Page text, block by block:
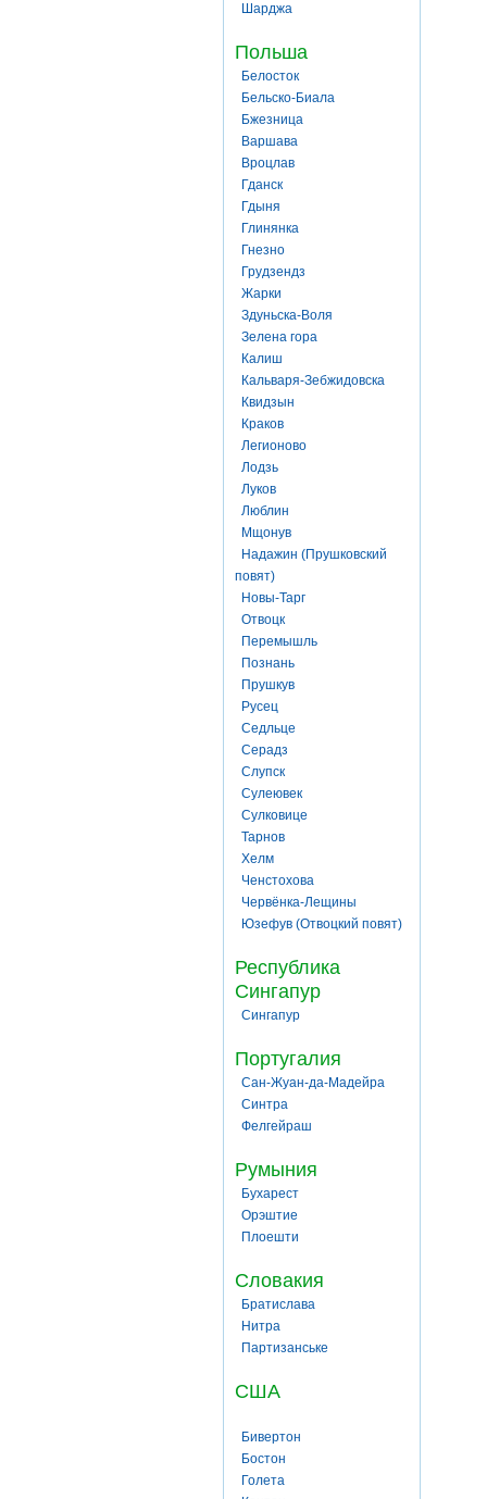
Шарджа
Польша
Белосток
Бельско-Биала
Бжезница
Варшава
Вроцлав
Гданск
Гдыня
Глинянка
Гнезно
Грудзендз
Жарки
Здуньска-Воля
Зелена гора
Калиш
Кальваря-Зебжидовска
Квидзын
Краков
Легионово
Лодзь
Луков
Люблин
Мщонув
Надажин (Прушковский
повят)
Новы-Тарг
Отвоцк
Перемышль
Познань
Прушкув
Русец
Седльце
Серадз
Слупск
Сулеювек
Сулковице
Тарнов
Хелм
Ченстохова
Червёнка-Лещины
Юзефув (Отвоцкий повят)
Республика
Сингапур
Сингапур
Португалия
Сан-Жуан-да-Мадейра
Синтра
Фелгейраш
Румыния
Бухарест
Орэштие
Плоешти
Словакия
Братислава
Нитра
Партизанське
США
Бивертон
Бостон
Голета